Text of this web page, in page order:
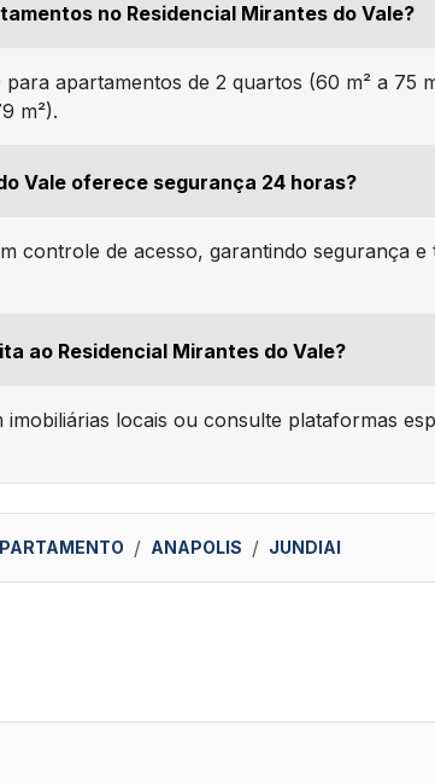
no Residencial Mirantes do Vale?
apartamentos de 2 quartos (60 m² a 75
m²).
Vale oferece segurança 24 horas?
controle de acesso, garantindo segurança e
ao Residencial Mirantes do Vale?
locais ou consulte plataformas
ANAPOLIS JUNDIAI